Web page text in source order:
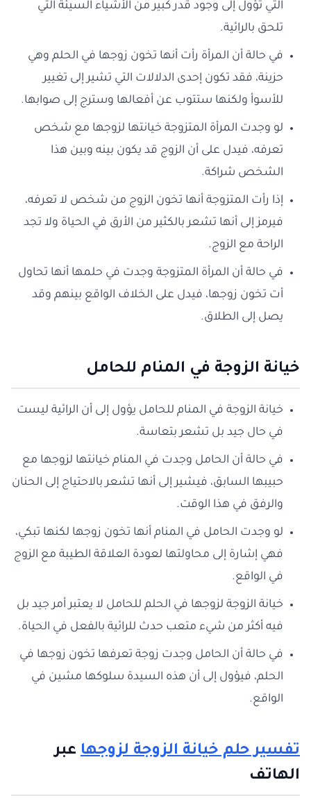
التي تؤول إلى وجود قدر كبير من الأشياء السيئة التي
تلحق بالرائية.
في حالة أن المرأة رأت أنها تخون زوجها في الحلم وهي
حزينة، فقد تكون إحدى الدلالات التي تشير إلى تغيير
للأسوأ ولكنها ستتوب عن أفعالها وسترج إلى صوابها.
لو وجدت المرأة المتزوجة خيانتها لزوجها مع شخص
تعرفه، فيدل على أن الزوج قد يكون بينه وبين هذا
الشخص شراكة.
إذا رأت المتزوجة أنها تخون الزوج من شخص لا تعرفه،
فيرمز إلى أنها تشعر بالكثير من الأرق في الحياة ولا تجد
الراحة مع الزوج.
في حالة أن المرأة المتزوجة وجدت في حلمها أنها تحاول
أت تخون زوجها، فيدل على الخلاف الواقع بينهم وقد
يصل إلى الطلاق.
خيانة الزوجة في المنام للحامل
خيانة الزوجة في المنام للحامل يؤول إلى أن الرائية ليست
في حال جيد بل تشعر بتعاسة.
في حالة أن الحامل وجدت في المنام خيانتها لزوجها مع
حبيبها السابق، فيشير إلى أنها تشعر بالاحتياج إلى الحنان
والرِفق في هذا الوقت.
لو وجدت الحامل في المنام أنها تخون زوجها لكنها تبكي،
فهي إشارة إلى محاولتها لعودة العلاقة الطيبة مع الزوج
في الواقع.
خيانة الزوجة لزوجها في الحلم للحامل لا يعتبر أمر جيد بل
فيه أكثر من شيء متعب حدث للرائية بالفعل في الحياة.
في حالة أن الحامل وجدت زوجة تعرفها تخون زوجها في
الحلم، فيؤول إلى أن هذه السيدة سلوكها مشين في
الواقع.
تفسير حلم خيانة الزوجة لزوجها عبر
الهاتف